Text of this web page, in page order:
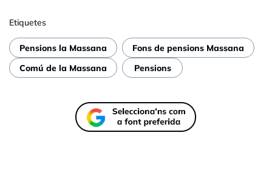
Etiquetes
Pensions la Massana
Fons de pensions Massana
Comú de la Massana
Pensions